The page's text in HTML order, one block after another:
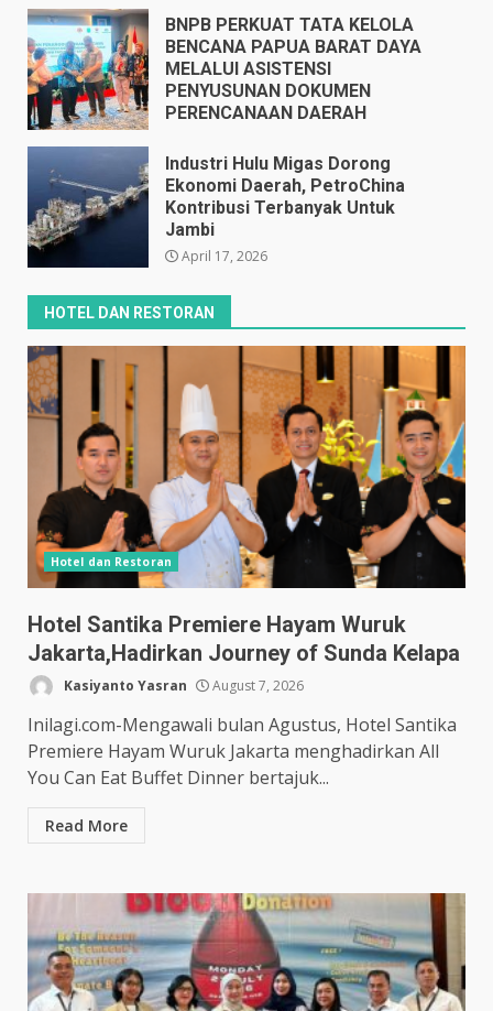
BNPB PERKUAT TATA KELOLA
BENCANA PAPUA BARAT DAYA
MELALUI ASISTENSI
PENYUSUNAN DOKUMEN
PERENCANAAN DAERAH
Industri Hulu Migas Dorong
Ekonomi Daerah, PetroChina
Kontribusi Terbanyak Untuk
Jambi
April 17, 2026
HOTEL DAN RESTORAN
Hotel dan Restoran
Hotel Santika Premiere Hayam Wuruk
Jakarta,Hadirkan Journey of Sunda Kelapa
Kasiyanto Yasran August 7, 2026
Inilagi.com-Mengawali bulan Agustus, Hotel Santika
Premiere Hayam Wuruk Jakarta menghadirkan All
You Can Eat Buffet Dinner bertajuk...
Read More